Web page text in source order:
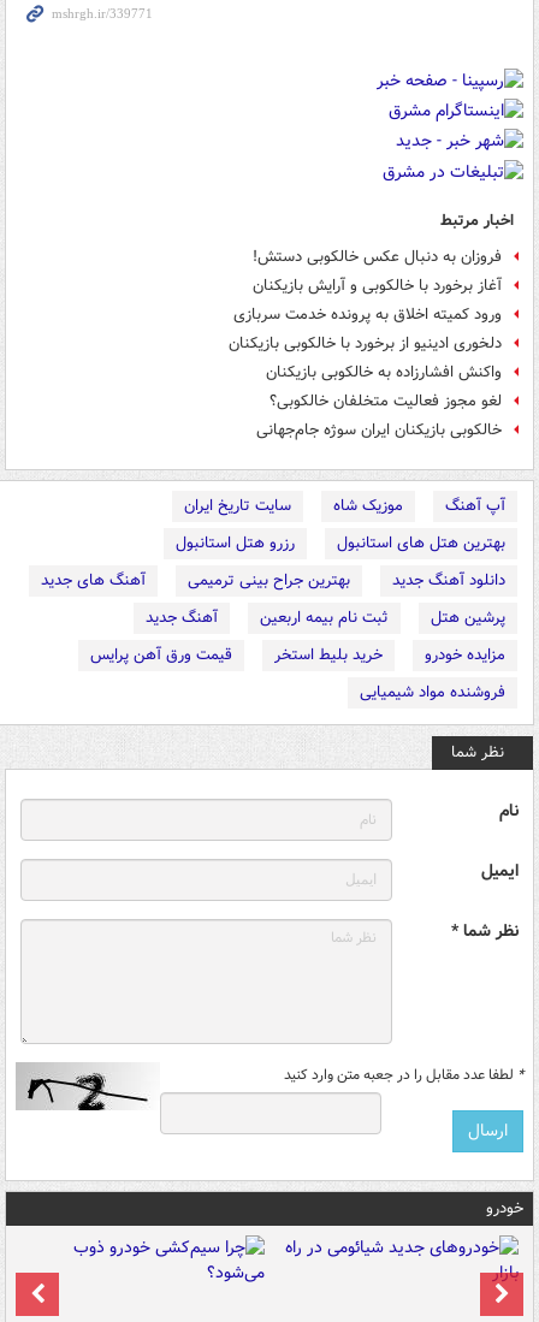
اخبار مرتبط
فروزان به دنبال عکس خالکوبی دستش!
آغاز برخورد با خالکوبی و آرایش بازیکنان
ورود کمیته اخلاق به پرونده خدمت سربازی
دلخوری ادینیو از برخورد با خالکوبی بازیکنان
واکنش افشارزاده به خالکوبی بازیکنان
لغو مجوز فعالیت متخلفان خالکوبی؟
خالکوبی بازیکنان ایران سوژه جام‌جهانی
آپ آهنگ موزیک شاه
سایت تاریخ ایران
بهترین هتل های استانبول
رزرو هتل استانبول
دانلود آهنگ جدید
بهترین جراح بینی ترمیمی
آهنگ های جدید
پرشین هتل
ثبت نام بیمه اربعین
آهنگ جدید
مزایده خودرو
خرید بلیط استخر
قیمت ورق آهن پرایس
فروشنده مواد شیمیایی
نظر شما
نام
ایمیل
نظر شما *
* لطفا عدد مقابل را در جعبه متن وارد کنید
خودرو